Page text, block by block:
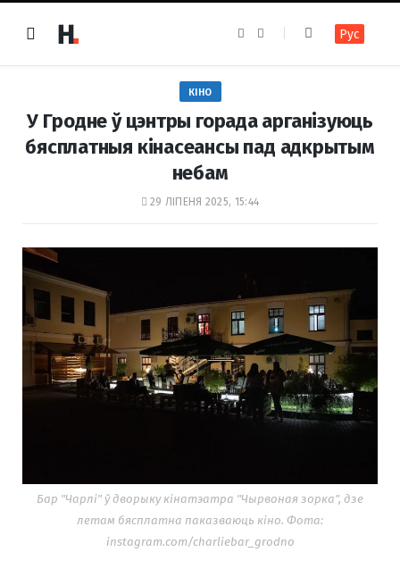
e
k
t
a
m
Рус
КІНО
У Гродне ў цэнтры горада арганізуюць
бясплатныя кінасеансы пад адкрытым
небам
29 ЛІПЕНЯ 2025, 15:44
Бар "Чарлі" ў дворыку кінатэатра "Чырвоная зорка", дзе
летам бясплатна паказваюць кіно. Фота:
instagram.com/charliebar_grodno